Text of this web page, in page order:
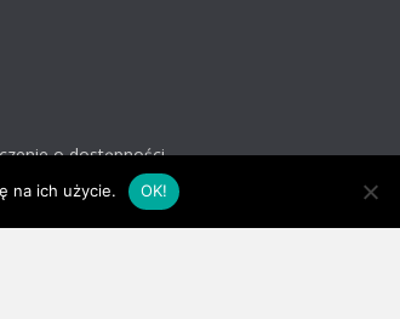
o dostępności
na ich użycie. OK!